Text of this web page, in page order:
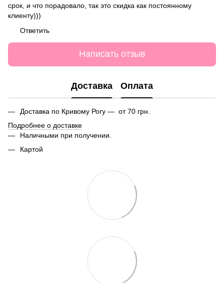
срок, и что порадовало, так это скидка как постоянному
клиенту)))
Ответить
Написать отзыв
Доставка Оплата
Доставка по Кривому Рогу — от 70 грн.
Подробнее о доставке
Наличными при получении.
Картой